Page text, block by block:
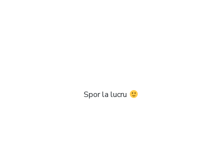
Spor la lucru